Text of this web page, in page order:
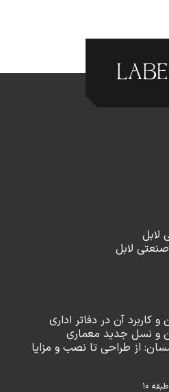
لابل
لابل
آن در دفاتر اداری
و نسل جدید معماری
از طراحی تا نصب و مزایا
۱۰